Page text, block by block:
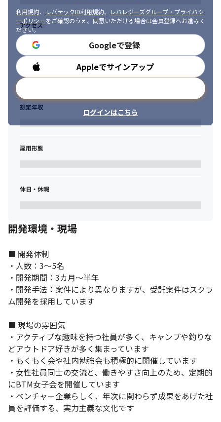
「日本の全世代を活性化する」をMissionとして掲げ、地方創生を
目指します。
利用規約、 レバテックID利用規約、
レバレジーズグループ・プライバシ
ーポリシーをご確認のうえ、同意いただける場合は会員登録へお進みく
ださい。
Googleで登録
Appleでサインアップ
ログインはこちら
アクセス
勤務時間
想定年収
雇用形態
休日・休暇
開発環境・現場
■ 開発体制
・人数：3～5名
・開発期間：3カ月～半年
・開発手法：案件により異なりますが、受託案件はスクラ
ム開発を採用しています
■ 現場の雰囲気
・アクティブな趣味を持つ社員が多く、キャンプや釣りな
どアウトドア好きが多く集まっています
・もくもく会や社内勉強会も積極的に開催しています
・女性社員同士の交流と、働きやすさ向上のため、定期的
にBTM女子会を開催しています
・ベンチャー企業らしく、年次に関わらず成果をあげた社
員を評価する、実力主義な文化です